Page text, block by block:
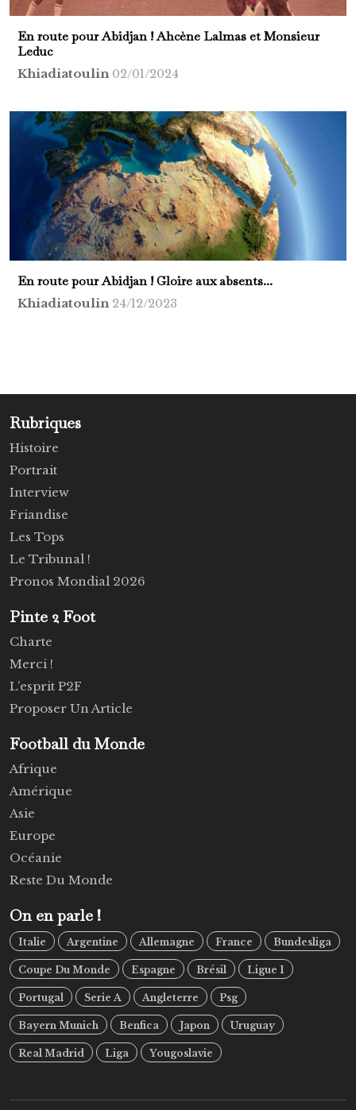
En route pour Abidjan ! Ahcène Lalmas et Monsieur
Leduc
Khiadiatoulin 02/01/2024
En route pour Abidjan ! Gloire aux absents...
Khiadiatoulin 24/12/2023
Rubriques
Histoire
Portrait
Interview
Friandise
Les Tops
Le Tribunal !
Pronos Mondial 2026
Pinte 2 Foot
Charte
Merci !
L’esprit P2F
Proposer Un Article
Football du Monde
Afrique
Amérique
Asie
Europe
Océanie
Reste Du Monde
On en parle !
Italie Argentine Allemagne France Bundesliga
Coupe Du Monde Espagne Brésil Ligue 1
Portugal Serie A Angleterre Psg
Bayern Munich Benfica Japon Uruguay
Real Madrid Liga Yougoslavie